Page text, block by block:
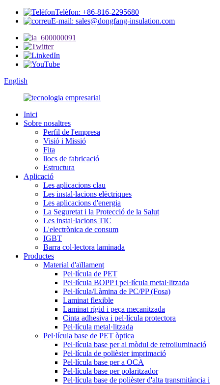
Telèfon: +86-816-2295680
E-mail: sales@dongfang-insulation.com
English
Inici
Sobre nosaltres
Perfil de l'empresa
Visió i Missió
Fita
llocs de fabricació
Estructura
Aplicació
Les aplicacions clau
Les instal·lacions elèctriques
Les aplicacions d'energia
La Seguretat i la Protecció de la Salut
Les instal·lacions TIC
L'electrònica de consum
IGBT
Barra col·lectora laminada
Productes
Material d'aïllament
Pel·lícula de PET
Pel·lícula BOPP i pel·lícula metal·litzada
Pel·lícula/Làmina de PC/PP (Fosa)
Laminat flexible
Laminat rígid i peça mecanitzada
Cinta adhesiva i pel·lícula protectora
Pel·lícula metal·litzada
Pel·lícula base de PET òptica
Pel·lícula base per al mòdul de retroiluminació
Pel·lícula de polièster imprimació
Pel·lícula base per a OCA
Pel·lícula base per polaritzador
Pel·lícula base de polièster d'alta transmitància i